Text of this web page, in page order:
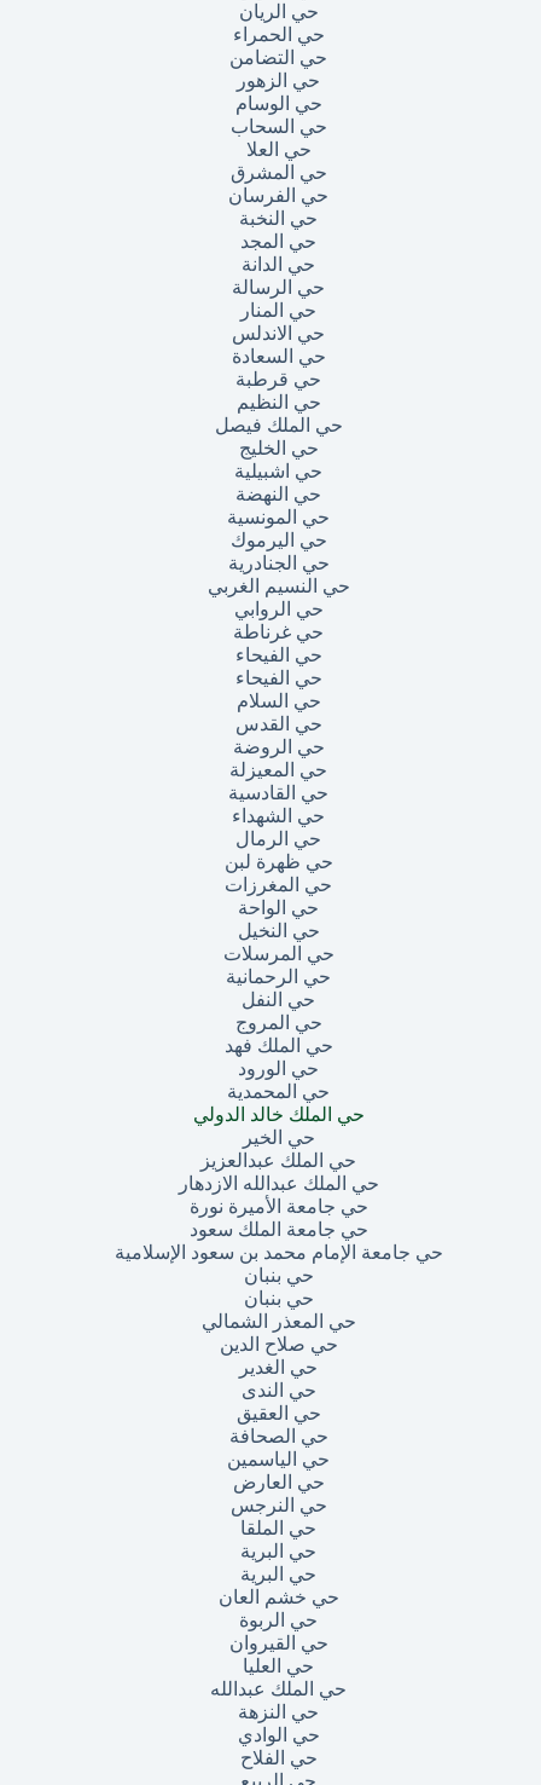
حي الريان
حي الحمراء
حي التضامن
حي الزهور
حي الوسام
حي السحاب
حي العلا
حي المشرق
حي الفرسان
حي النخبة
حي المجد
حي الدانة
حي الرسالة
حي المنار
حي الاندلس
حي السعادة
حي قرطبة
حي النظيم
حي الملك فيصل
حي الخليج
حي اشبيلية
حي النهضة
حي المونسية
حي اليرموك
حي الجنادرية
حي النسيم الغربي
حي الروابي
حي غرناطة
حي الفيحاء
حي الفيحاء
حي السلام
حي القدس
حي الروضة
حي المعيزلة
حي القادسية
حي الشهداء
حي الرمال
حي ظهرة لبن
حي المغرزات
حي الواحة
حي النخيل
حي المرسلات
حي الرحمانية
حي النفل
حي المروج
حي الملك فهد
حي الورود
حي المحمدية
حي الملك خالد الدولي
حي الخير
حي الملك عبدالعزيز
حي الملك عبدالله الازدهار
حي جامعة الأميرة نورة
حي جامعة الملك سعود
حي جامعة الإمام محمد بن سعود الإسلامية
حي بنبان
حي بنبان
حي المعذر الشمالي
حي صلاح الدين
حي الغدير
حي الندى
حي العقيق
حي الصحافة
حي الياسمين
حي العارض
حي النرجس
حي الملقا
حي البرية
حي البرية
حي خشم العان
حي الربوة
حي القيروان
حي العليا
حي الملك عبدالله
حي النزهة
حي الوادي
حي الفلاح
حي الربيع